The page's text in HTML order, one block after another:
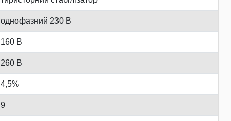
однофазний 230 В
160 В
260 В
4,5%
9